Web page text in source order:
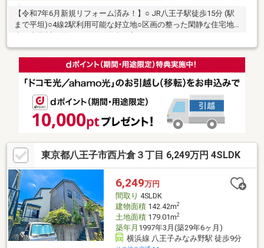
【令和7年6月新規リフォーム済み！】○ JR八王子駅徒歩15分 (駅
まで平坦)○4線2駅利用可能な好立地○区画の整った閑静な住宅地○
東京都八王子市西片倉３丁目 6,249万円 4SLDK
6,249万円
間取り 4SLDK
建物面積142.42m2
土地面積179.01m2
築年月 1997年3月(築29年6ヶ月)
横浜線 八王子みなみ野駅 徒歩9分